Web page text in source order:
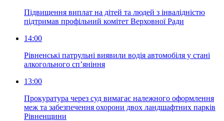
Підвищення виплат на дітей та людей з інвалідністю
підтримав профільний комітет Верховної Ради
14:00
Рівненські патрульні виявили водія автомобіля у стані
алкогольного сп’яніння
13:00
Прокуратура через суд вимагає належного оформлення
меж та забезпечення охорони двох ландшафтних парків
Рівненщини